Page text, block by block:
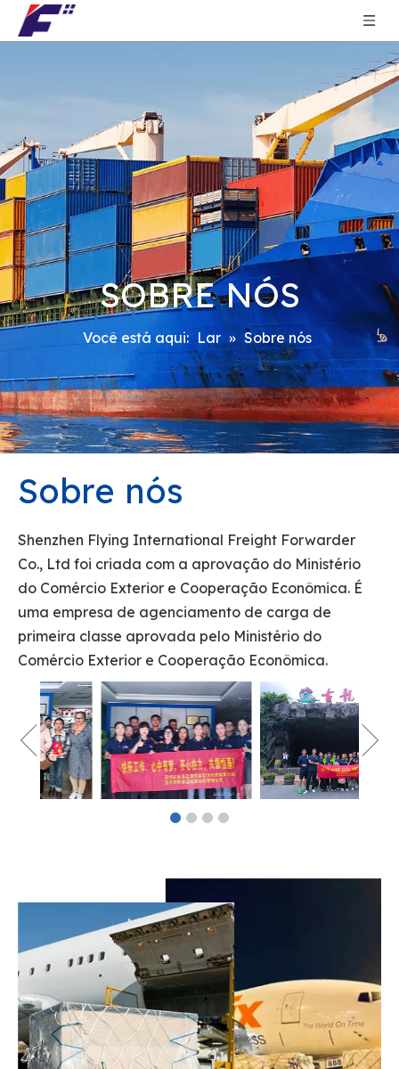
SOBRE NÓS
Você está aqui: Lar » Sobre nós
Sobre nós
Shenzhen Flying International Freight Forwarder
Co., Ltd foi criada com a aprovação do Ministério
do Comércio Exterior e Cooperação Econômica. É
uma empresa de agenciamento de carga de
primeira classe aprovada pelo Ministério do
Comércio Exterior e Cooperação Econômica.